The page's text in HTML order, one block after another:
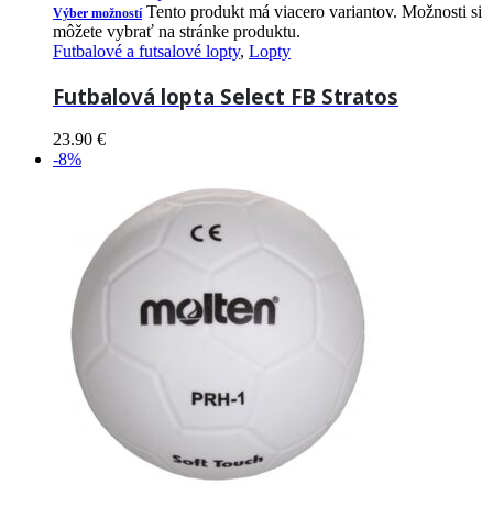
Výber možností Tento produkt má viacero variantov. Možnosti si
môžete vybrať na stránke produktu.
Futbalové a futsalové lopty, Lopty
Futbalová lopta Select FB Stratos
23.90 €
-8%